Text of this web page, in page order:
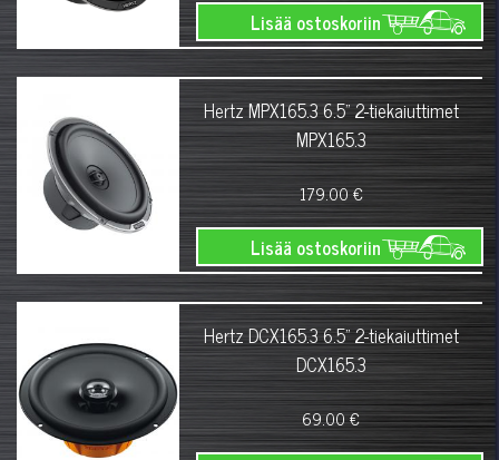
Lisää ostoskoriin
Hertz MPX165.3 6.5" 2-tiekaiuttimet
MPX165.3
179.00 €
Lisää ostoskoriin
Hertz DCX165.3 6.5" 2-tiekaiuttimet
DCX165.3
69.00 €